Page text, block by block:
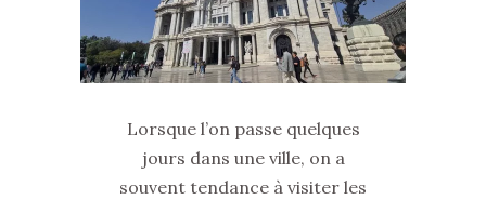
Lorsque l’on passe quelques
jours dans une ville, on a
souvent tendance à visiter les